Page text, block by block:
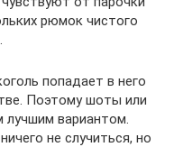
рюмок чистого
попадает в него
Поэтому шоты или
лучшим вариантом.
не случиться, но